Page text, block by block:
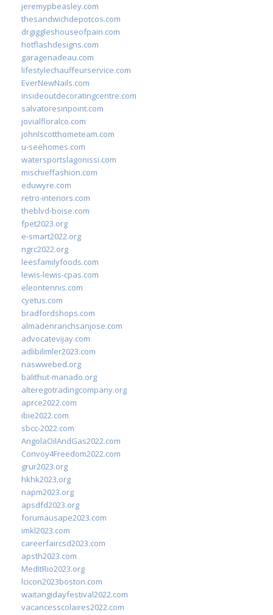
jeremypbeasley.com
thesandwichdepotcos.com
drgiggleshouseofpain.com
hotflashdesigns.com
garagenadeau.com
lifestylechauffeurservice.com
EverNewNails.com
insideoutdecoratingcentre.com
salvatoresinpoint.com
jovialfloralco.com
johnlscotthometeam.com
u-seehomes.com
watersportslagonissi.com
mischieffashion.com
eduwyre.com
retro-interiors.com
theblvd-boise.com
fpet2023.org
e-smart2022.org
ngrc2022.org
leesfamilyfoods.com
lewis-lewis-cpas.com
eleontennis.com
cyetus.com
bradfordshops.com
almadenranchsanjose.com
advocatevijay.com
adlibilimler2023.com
naswwebed.org
balithut-manado.org
alteregotradingcompany.org
aprce2022.com
ibie2022.com
sbcc-2022.com
AngolaOilAndGas2022.com
Convoy4Freedom2022.com
grur2023.org
hkhk2023.org
napm2023.org
apsdfd2023.org
forumausape2023.com
imkl2023.com
careerfaircsd2023.com
apsth2023.com
MedItRio2023.org
lcicon2023boston.com
waitangidayfestival2022.com
vacancesscolaires2022.com